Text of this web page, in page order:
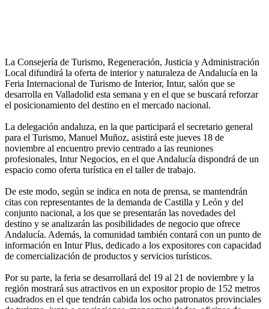
La Consejería de Turismo, Regeneración, Justicia y Administración
Local difundirá la oferta de interior y naturaleza de Andalucía en la
Feria Internacional de Turismo de Interior, Intur, salón que se
desarrolla en Valladolid esta semana y en el que se buscará reforzar
el posicionamiento del destino en el mercado nacional.
La delegación andaluza, en la que participará el secretario general
para el Turismo, Manuel Muñoz, asistirá este jueves 18 de
noviembre al encuentro previo centrado a las reuniones
profesionales, Intur Negocios, en el que Andalucía dispondrá de un
espacio como oferta turística en el taller de trabajo.
De este modo, según se indica en nota de prensa, se mantendrán
citas con representantes de la demanda de Castilla y León y del
conjunto nacional, a los que se presentarán las novedades del
destino y se analizarán las posibilidades de negocio que ofrece
Andalucía. Además, la comunidad también contará con un punto de
información en Intur Plus, dedicado a los expositores con capacidad
de comercialización de productos y servicios turísticos.
Por su parte, la feria se desarrollará del 19 al 21 de noviembre y la
región mostrará sus atractivos en un expositor propio de 152 metros
cuadrados en el que tendrán cabida los ocho patronatos provinciales